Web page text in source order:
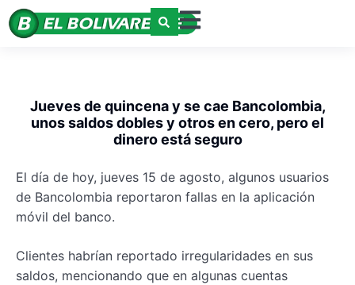
Jueves de quincena y se cae Bancolombia,
unos saldos dobles y otros en cero, pero el
dinero está seguro
El día de hoy, jueves 15 de agosto, algunos usuarios
de Bancolombia reportaron fallas en la aplicación
móvil del banco.
Clientes habrían reportado irregularidades en sus
saldos, mencionando que en algunas cuentas